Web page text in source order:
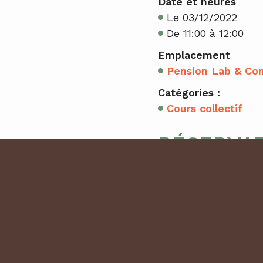
Le 03/12/2022
De 11:00 à 12:00
Emplacement
Pension Lab &
Catégories :
Cours collectif